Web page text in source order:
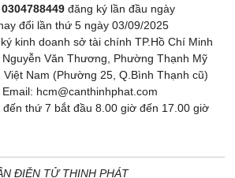
đăng ký lần đầu ngày
đổi lần thứ 5 ngày 03/09/2025
kinh doanh sở tài chính TP.Hồ Chí Minh
Văn Thương, Phường Thạnh Mỹ
Việt Nam (Phường 25, Q.Bình Thạnh cũ)
Email: hcm@canthinhphat.com
thứ 7 bắt đầu 8.00 giờ đến 17.00 giờ
ĐIỆN TỬ THỊNH PHÁT